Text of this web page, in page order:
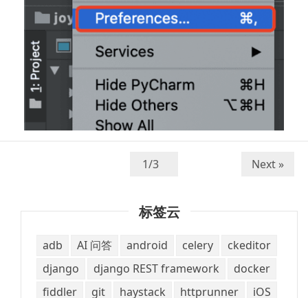
Next »
标签云
adb AI 问答 android celery
ckeditor
django
django REST framework
docker
fiddler
git haystack httprunner
iOS